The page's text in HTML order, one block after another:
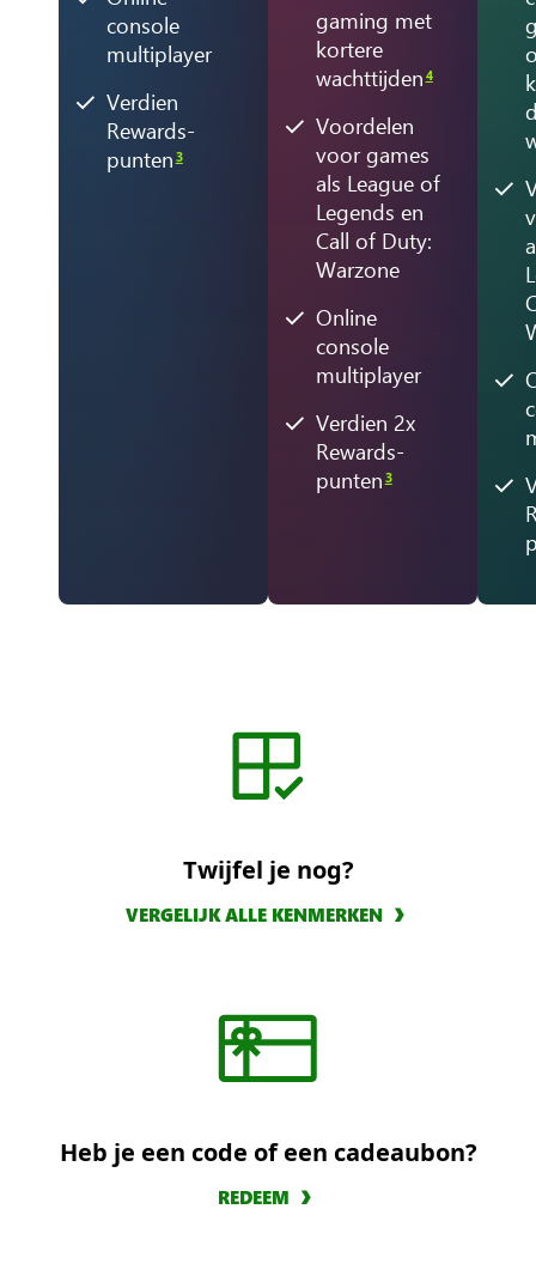
console
multiplayer
Verdien
Rewards-
punten 3
gaming met
kortere
wachttijden 4
Voordelen
voor games
als League of
Legends en
Call of Duty:
Warzone
Online
console
multiplayer
Verdien 2x
Rewards-
punten 3
Twijfel je nog?
VERGELIJK ALLE KENMERKEN
Heb je een code of een cadeaubon?
REDEEM